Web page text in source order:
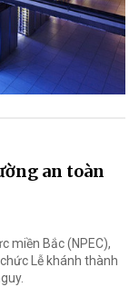
an toàn
miền Bắc (NPEC),
Lễ khánh thành